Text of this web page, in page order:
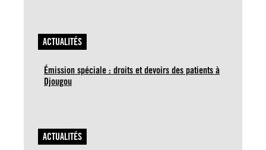
ACTUALITÉS
Émission spéciale : droits et devoirs des patients à
Djougou
ACTUALITÉS